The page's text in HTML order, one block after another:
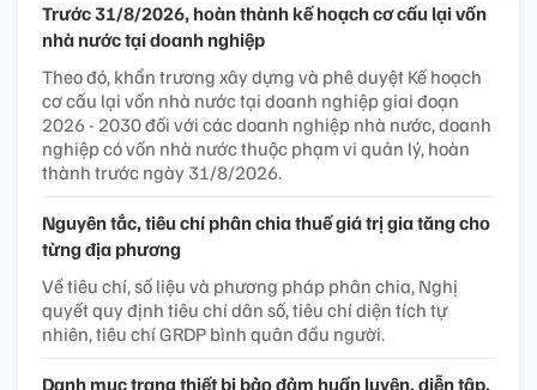
Trước 31/8/2026, hoàn thành kế hoạch cơ cấu lại vốn
nhà nước tại doanh nghiệp
Theo đó, khẩn trương xây dựng và phê duyệt Kế hoạch
cơ cấu lại vốn nhà nước tại doanh nghiệp giai đoạn
2026 - 2030 đối với các doanh nghiệp nhà nước, doanh
nghiệp có vốn nhà nước thuộc phạm vi quản lý, hoàn
thành trước ngày 31/8/2026.
Nguyên tắc, tiêu chí phân chia thuế giá trị gia tăng cho
từng địa phương
Về tiêu chí, số liệu và phương pháp phân chia, Nghị
quyết quy định tiêu chí dân số, tiêu chí diện tích tự
nhiên, tiêu chí GRDP bình quân đầu người.
Danh mục trang thiết bị bảo đảm huấn luyện, diễn tập,